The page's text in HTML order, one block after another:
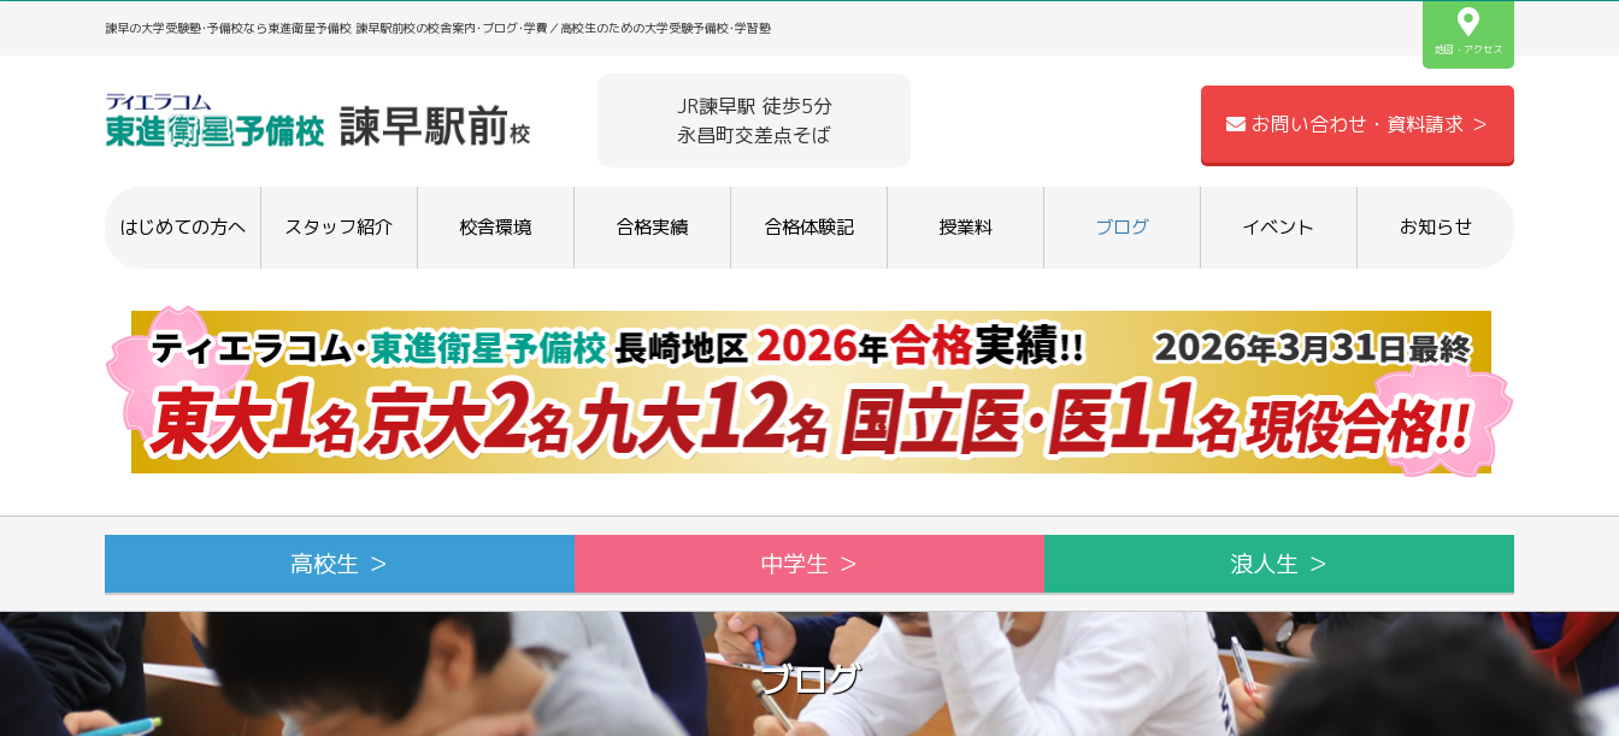
諫早の大学受験塾･予備校なら東進衛星予備校 諫早駅前校の校舎案内･ブログ･学費／高校生のための大学受験予備校･学習塾
地図・アクセス
JR諫早駅 徒歩5分
永昌町交差点そば
お問い合わせ・資料請求 ＞
はじめての方へ スタッフ紹介 校舎環境 合格実績 合格体験記 授業料 ブログ イベント お知らせ
高校生 ＞ 中学生 ＞ 浪人生 ＞
ブログ